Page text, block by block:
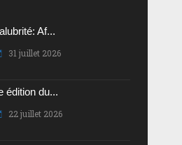
Af...
31 juillet 2026
édition du...
22 juillet 2026